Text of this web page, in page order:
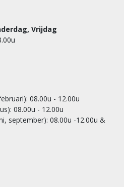
Vrijdag
08.00u - 12.00u
08.00u - 12.00u
september): 08.00u -12.00u &